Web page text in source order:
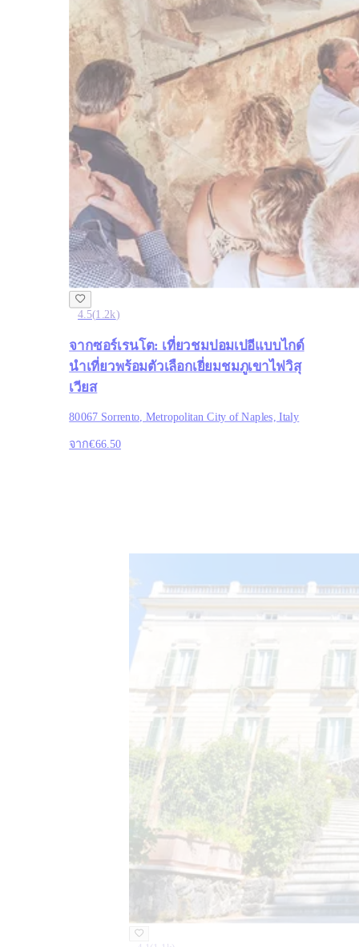
4.5(1.2k)
จากซอร์เรนโต: เที่ยวชมปอมเปอีแบบไกด์
นำเที่ยวพร้อมตัวเลือกเยี่ยมชมภูเขาไฟวิสุ
เวียส
80067 Sorrento, Metropolitan City of Naples, Italy
จาก€66.50